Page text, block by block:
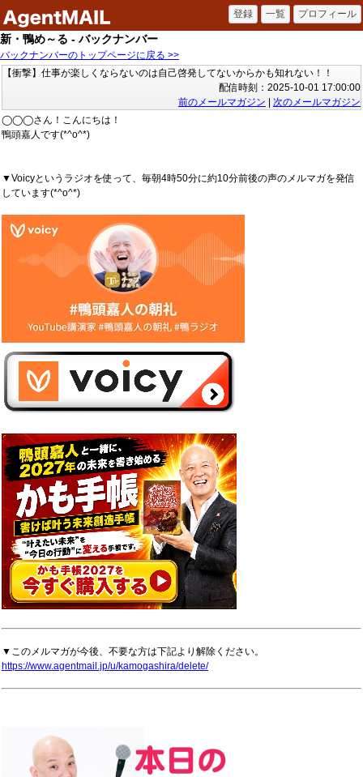
新・鴨め～る - バックナンバー
バックナンバーのトップページに戻る >>
【衝撃】仕事が楽しくならないのは自己啓発してないからかも知れない！！
配信時刻：2025-10-01 17:00:00
前のメールマガジン
次のメールマガジン
◯◯◯さん！こんにちは！
鴨頭嘉人です(*^o^*)
▼Voicyというラジオを使って、毎朝4時50分に約10分前後の声のメルマガを発信
しています(*^o^*)
▼このメルマガが今後、不要な方は下記より解除ください。
https://www.agentmail.jp/u/kamogashira/delete/